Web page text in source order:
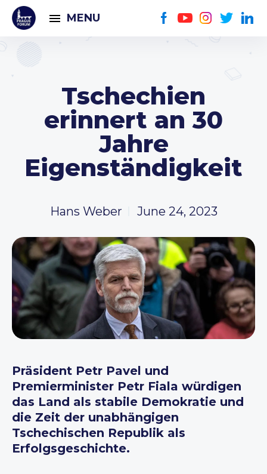
MENU
Tschechien
erinnert an 30
Jahre
Eigenständigkeit
Hans Weber June 24, 2023
Präsident Petr Pavel und
Premierminister Petr Fiala würdigen
das Land als stabile Demokratie und
die Zeit der unabhängigen
Tschechischen Republik als
Erfolgsgeschichte.